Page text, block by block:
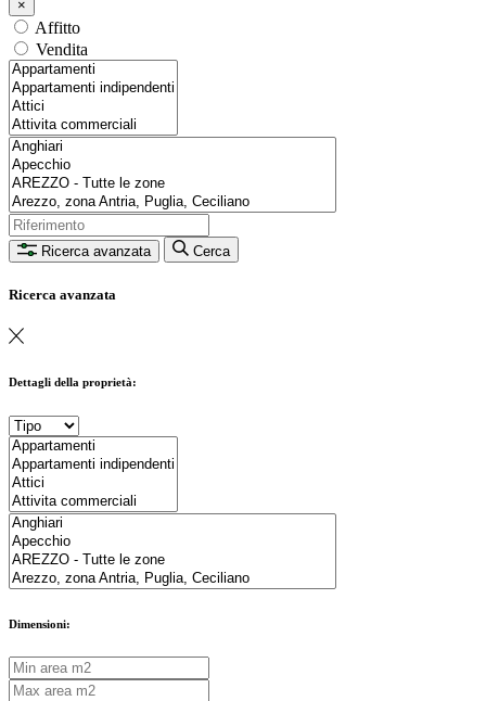
×
Affitto
Vendita
Ricerca avanzata Cerca
Ricerca avanzata
Dettagli della proprietà:
Dimensioni: